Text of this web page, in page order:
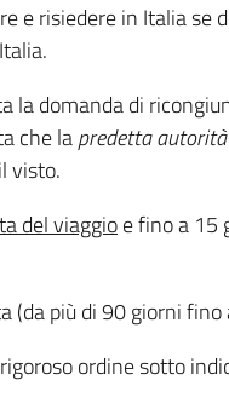
e risiedere in Italia se
la domanda di
che lapredetta autorità
visto.
del viaggioe fino a 15
(da più di 90 giorni
ordine sotto